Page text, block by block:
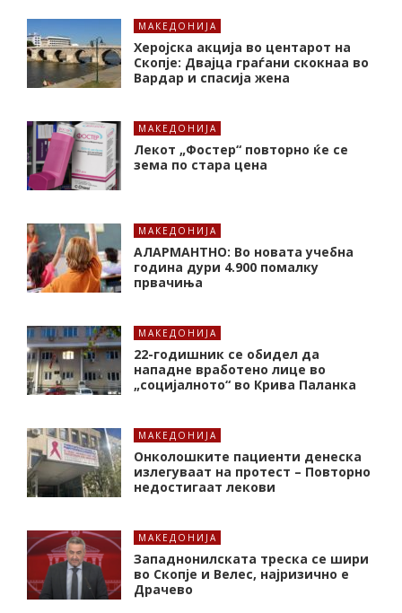
МАКЕДОНИЈА
Херојска акција во центарот на
Скопје: Двајца граѓани скокнаа во
Вардар и спасија жена
МАКЕДОНИЈА
Лекот „Фостер“ повторно ќе се
зема по стара цена
МАКЕДОНИЈА
АЛАРМАНТНО: Во новата учебна
година дури 4.900 помалку
првачиња
МАКЕДОНИЈА
22-годишник се обидел да
нападне вработено лице во
„социјалното“ во Крива Паланка
МАКЕДОНИЈА
Онколошките пациенти денеска
излегуваат на протест – Повторно
недостигаат лекови
МАКЕДОНИЈА
Западнонилската треска се шири
во Скопје и Велес, најризично е
Драчево